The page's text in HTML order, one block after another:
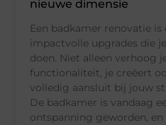
nieuwe dimensie
Een badkamer renovatie is
impactvolle upgrades die
doen. Niet alleen verhoog
functionaliteit, je creëert
volledig aansluit bij jouw
De badkamer is vandaag
ontspanning geworden,